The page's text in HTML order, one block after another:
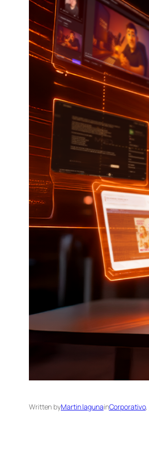
Written byMartin lagunainCorporativo,